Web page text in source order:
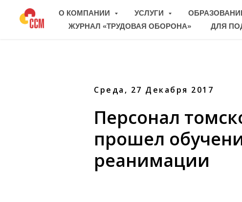
О КОМПАНИИ УСЛУГИ
ЖУРНАЛ «ТРУДОВАЯ ОБОРОНА»
ДЛЯ
Среда, 27 Декабря 2017
Персонал
прошел
реанимации